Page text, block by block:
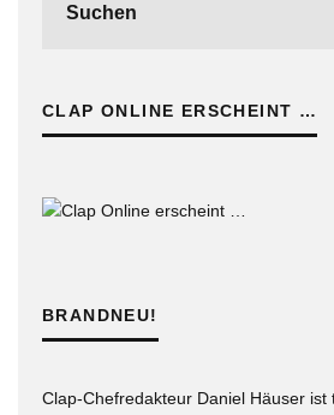
CLAP ONLINE ERSCHEINT …
BRANDNEU!
Clap-Chefredakteur Daniel Häuser ist